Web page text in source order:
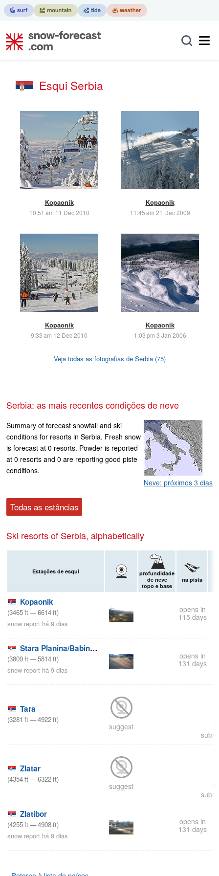
Esqui Serbia
Kopaonik
10:51 am 11 Dec 2010
Kopaonik
11:45 am 21 Dec 2009
Kopaonik
9:33 am 12 Dec 2010
Kopaonik
1:03 pm 3 Jan 2006
Veja todas as fotografias de Serbia (75)
Serbia: as mais recentes condições de neve
Neve: próximos 3 dias
Summary of forecast snowfall and ski
conditions for resorts in Serbia. Fresh snow
is forecast at 0 resorts. Powder is reported
at 0 resorts and 0 are reporting good piste
conditions.
Todas as estâncias
Ski resorts of Serbia, alphabetically
Estações de esqui
profundidade
de neve
topo e base
na pista
Kopaonik
(3465ft—6614ft)
snow report há 9 dias
opens in
115 days
Stara Planina/Babin Zub
(3809ft—5814ft)
snow report há 9 dias
opens in
131 days
Tara
(3281 ft—4922ft)
suggest
Zlatar
(4354ft—6322ft)
suggest
Zlatibor
(4255ft—4908ft)
snow report há 9 dias
opens in
131 days